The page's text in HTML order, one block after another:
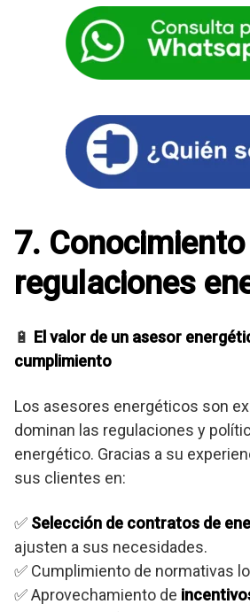
7.
regulaciones
🔋 El valor de un asesor
cumplimiento
Los asesores energéticos son
dominan las regulaciones y
energético. Gracias a su
sus clientes en:
✅ Selección de contratos de
ajusten a sus necesidades.
✅ Cumplimiento de normativas
✅ Aprovechamiento de